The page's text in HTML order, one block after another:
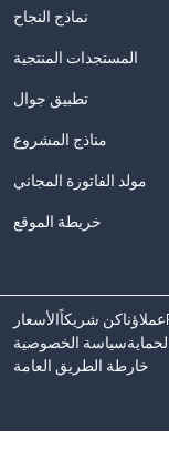
نماذج النجاح
المستجدات المنتجية
تطبيق جوال
مناذج المشروع
مولد الفاتورة المجاني
خريطة الموقع
الأسعاركن شريكاًعملاؤنا
سياسة الخصوصية
خارطة الطريق العامة